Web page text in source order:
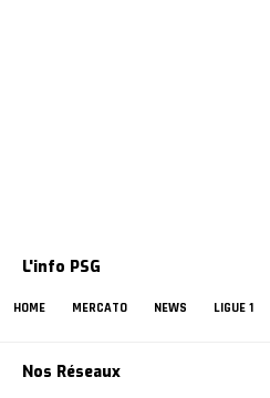
L'info PSG
HOME MERCATO NEWS LIGUE 1
Nos Réseaux